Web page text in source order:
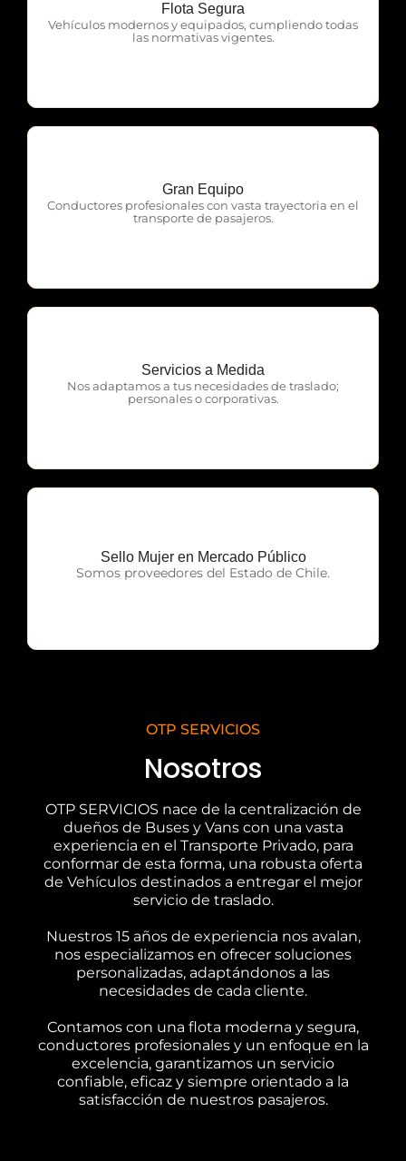
Flota Segura
Vehículos modernos y equipados, cumpliendo todas
las normativas vigentes.
OTP Servicios
Gran Equipo
Conductores profesionales con vasta trayectoria en el
transporte de pasajeros.
OTP Servicios
Servicios a Medida
Nos adaptamos a tus necesidades de traslado;
personales o corporativas.
OTP Servicios
Sello Mujer en Mercado Público
Somos proveedores del Estado de Chile.
OTP Servicios
OTP SERVICIOS
Nosotros
OTP SERVICIOS nace de la centralización de
dueños de Buses y Vans con una vasta
experiencia en el Transporte Privado, para
conformar de esta forma, una robusta oferta
de Vehículos destinados a entregar el mejor
servicio de traslado.
Nuestros 15 años de experiencia nos avalan,
nos especializamos en ofrecer soluciones
personalizadas, adaptándonos a las
necesidades de cada cliente.
Contamos con una flota moderna y segura,
conductores profesionales y un enfoque en la
excelencia, garantizamos un servicio
confiable, eficaz y siempre orientado a la
satisfacción de nuestros pasajeros.